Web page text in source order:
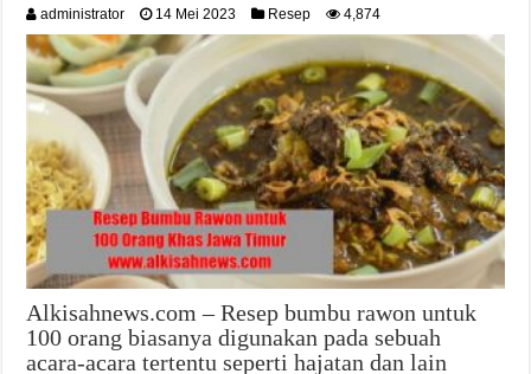
administrator 14 Mei 2023 Resep 4,874
Alkisahnews.com – Resep bumbu rawon untuk
100 orang biasanya digunakan pada sebuah
acara-acara tertentu seperti hajatan dan lain